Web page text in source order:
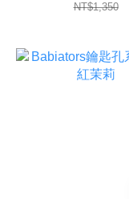
NT$1,350